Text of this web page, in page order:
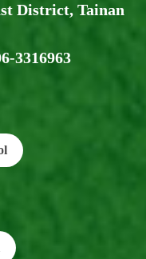
District, Tainan
3316963